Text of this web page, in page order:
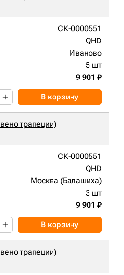
СК-0000551
QHD
Иваново
5 шт
9 901 ₽
В корзину
трапеции)
СК-0000551
QHD
Москва (Балашиха)
3 шт
9 901 ₽
В корзину
трапеции)